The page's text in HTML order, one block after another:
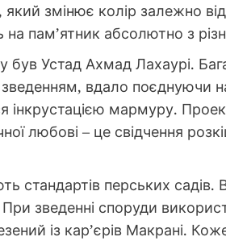
змінює колір залежно від
пам’ятник абсолютно з
Устад Ахмад Лахаурі.
вдало поєднуючи
інкрустацією мармуру.
любові – це свідчення
перських садів.
зведенні споруди
із кар’єрів Макрані.